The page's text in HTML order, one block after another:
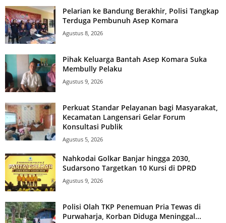
Pelarian ke Bandung Berakhir, Polisi Tangkap
Terduga Pembunuh Asep Komara
Agustus 8, 2026
Pihak Keluarga Bantah Asep Komara Suka
Membully Pelaku
Agustus 9, 2026
Perkuat Standar Pelayanan bagi Masyarakat,
Kecamatan Langensari Gelar Forum
Konsultasi Publik
Agustus 5, 2026
Nahkodai Golkar Banjar hingga 2030,
Sudarsono Targetkan 10 Kursi di DPRD
Agustus 9, 2026
Polisi Olah TKP Penemuan Pria Tewas di
Purwaharja, Korban Diduga Meninggal...